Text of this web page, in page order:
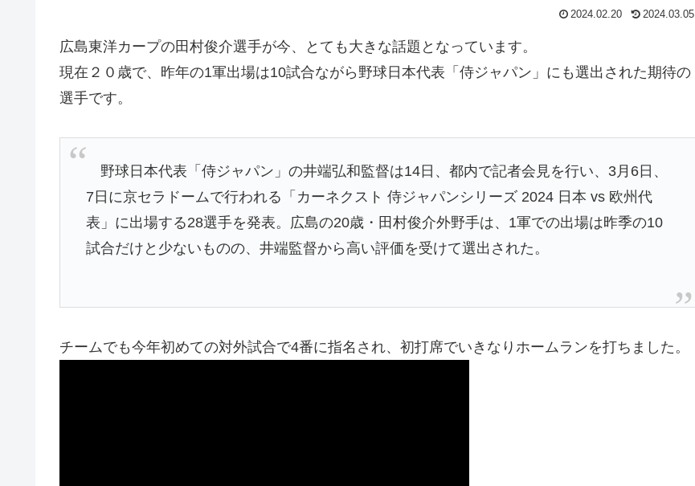
2024.02.20 2024.03.05
広島東洋カープの田村俊介選手が今、とても大きな話題となっています。
現在２０歳で、昨年の1軍出場は10試合ながら野球日本代表「侍ジャパン」にも選出された期待の
選手です。
野球日本代表「侍ジャパン」の井端弘和監督は14日、都内で記者会見を行い、3月6日、
7日に京セラドームで行われる「カーネクスト 侍ジャパンシリーズ 2024 日本 vs 欧州代
表」に出場する28選手を発表。広島の20歳・田村俊介外野手は、1軍での出場は昨季の10
試合だけと少ないものの、井端監督から高い評価を受けて選出された。
チームでも今年初めての対外試合で4番に指名され、初打席でいきなりホームランを打ちました。